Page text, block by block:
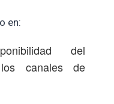
en:
del
canales de